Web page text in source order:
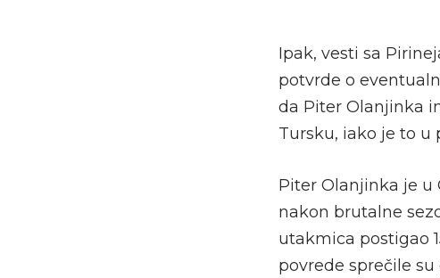
Ipak, vesti sa
potvrde o
da Piter Olanjinka
Tursku, iako je to u
Piter Olanjinka je u
nakon brutalne
utakmica postigao
povrede sprečile